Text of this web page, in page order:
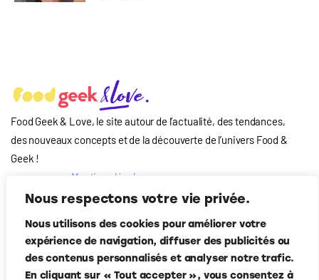
Nous respectons votre vie privée.
Nous utilisons des cookies pour améliorer votre
expérience de navigation, diffuser des publicités ou
des contenus personnalisés et analyser notre trafic.
En cliquant sur « Tout accepter », vous consentez à
Food Geek & Love, le site autour de l’actualité, des tendances,
des nouveaux concepts et de la découverte de l’univers Food&
Geek !
Mentions légales
Qui-sommes nous
Contact
Suivez-nous